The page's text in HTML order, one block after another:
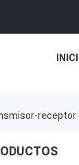
receptor